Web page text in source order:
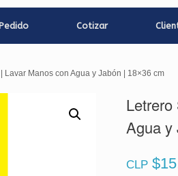
Cotizar
Lavar Manos con Agua y Jabón | 18×36 cm
Agua y
CLP $